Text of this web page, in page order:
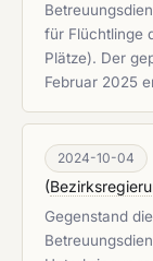
für Flüchtlinge
Plätze). Der
Februar 2025
2024-10-04
(
Gegenstand